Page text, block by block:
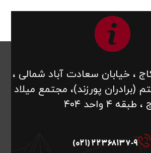
، خیابان سعادت آباد شمالی ،
پورزند)، مجتمع میلاد
۴ واحد ۴۰۴
22368137-9 (021)